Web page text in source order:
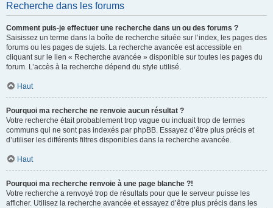
Recherche dans les forums
Comment puis-je effectuer une recherche dans un ou des forums ?
Saisissez un terme dans la boîte de recherche située sur l’index, les pages des
forums ou les pages de sujets. La recherche avancée est accessible en
cliquant sur le lien « Recherche avancée » disponible sur toutes les pages du
forum. L’accès à la recherche dépend du style utilisé.
Haut
Pourquoi ma recherche ne renvoie aucun résultat ?
Votre recherche était probablement trop vague ou incluait trop de termes
communs qui ne sont pas indexés par phpBB. Essayez d’être plus précis et
d’utiliser les différents filtres disponibles dans la recherche avancée.
Haut
Pourquoi ma recherche renvoie à une page blanche ?!
Votre recherche a renvoyé trop de résultats pour que le serveur puisse les
afficher. Utilisez la recherche avancée et essayez d’être plus précis dans les